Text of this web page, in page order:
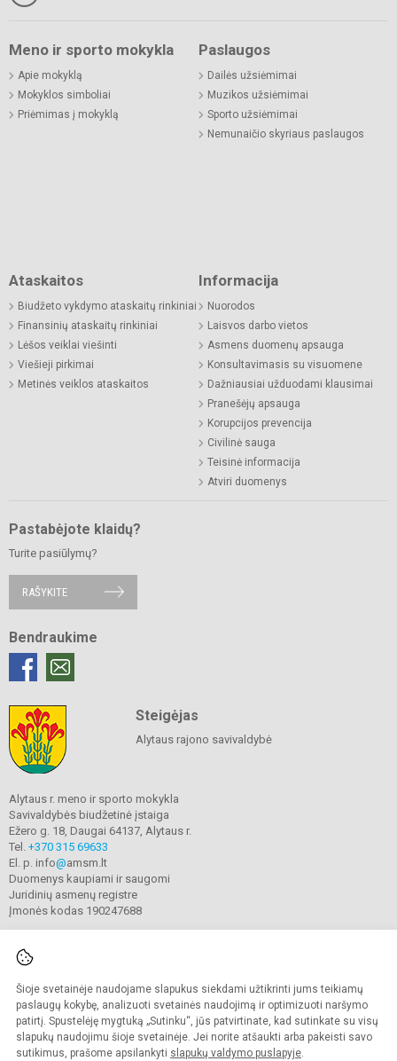
Šioje svetainėje naudojame slapukus siekdami užtikrinti jums teikiamų
paslaugų kokybę, analizuoti svetainės naudojimą ir optimizuoti naršymo
patirtį. Spustelėję mygtuką „Sutinku“, jūs patvirtinate, kad sutinkate su visų
slapukų naudojimu šioje svetainėje. Jei norite atšaukti arba pakeisti savo
sutikimus, prašome apsilankyti slapukų valdymo puslapyje.
Meno ir sporto mokykla
Apie mokyklą
Mokyklos simboliai
Priėmimas į mokyklą
Paslaugos
Dailės užsiėmimai
Muzikos užsiėmimai
Sporto užsiėmimai
Nemunaičio skyriaus paslaugos
Ataskaitos
Biudžeto vykdymo ataskaitų rinkiniai
Finansinių ataskaitų rinkiniai
Lėšos veiklai viešinti
Viešieji pirkimai
Metinės veiklos ataskaitos
Informacija
Nuorodos
Laisvos darbo vietos
Asmens duomenų apsauga
Konsultavimasis su visuomene
Dažniausiai užduodami klausimai
Pranešėjų apsauga
Korupcijos prevencija
Civilinė sauga
Teisinė informacija
Atviri duomenys
Pastabėjote klaidų?
Turite pasiūlymų?
RAŠYKITE
Bendraukime
Steigėjas
Alytaus rajono savivaldybė
Alytaus r. meno ir sporto mokykla
Savivaldybės biudžetinė įstaiga
Ežero g. 18, Daugai 64137, Alytaus r.
Tel. +370 315 69633
El. p. info@amsm.lt
Duomenys kaupiami ir saugomi
Juridinių asmenų registre
Įmonės kodas 190247688
© 2020. Alytaus r. meno ir sporto mokykla. Visos teisės saugomos.
Kopijuoti turinį be raštiško mokyklos sutikimo griežtai draudžiama.
Prieinamumo paraiška Slapukų valdymas
Sumanus būdas atnaujinti